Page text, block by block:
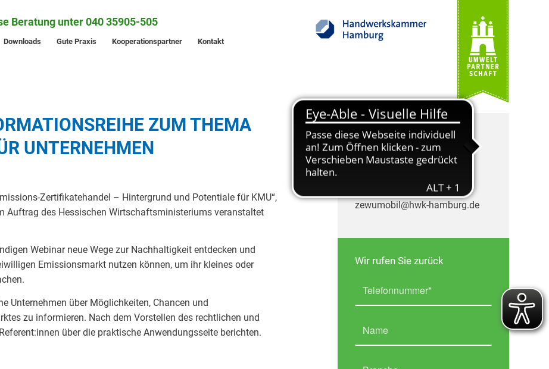
Beratung unter 040 35905-505
Downloads Gute Praxis Kooperationspartner Kontakt
ZUM THEMA
UNTERNEHMEN
Zertifikatehandel – Hintergrund und Potentiale für KMU“,
Auftrag des Hessischen Wirtschaftsministeriums veranstaltet
Webinar neue Wege zur Nachhaltigkeit entdecken und
Emissionsmarkt nutzen können, um ihr kleines oder
Unternehmen über Möglichkeiten, Chancen und
zu informieren. Nach dem Vorstellen des rechtlichen und
über die praktische Anwendungsseite berichten.
Die ZEWUmobil Berater
freuen sich auf Ihren Anruf.
Telefon: 040 35905-505
zewumobil@hwk-hamburg.de
Wir rufen Sie zurück